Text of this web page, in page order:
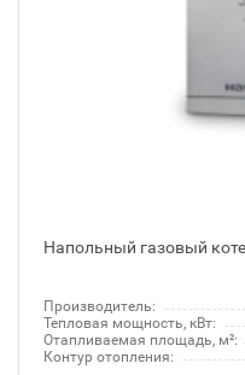
Напольный газовый
Производитель:
Тепловая мощность, кВт:
Отапливаемая площадь, м²:
Контур отопления: